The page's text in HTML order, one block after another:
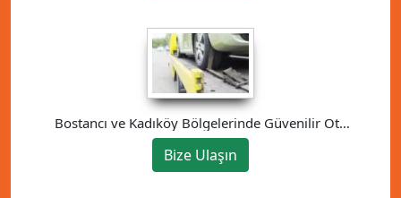
Bostancı ve Kadıköy Bölgelerinde Güvenilir Oto
Kurtarma Hizmeti
Bize Ulaşın